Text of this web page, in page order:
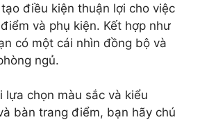
điều kiện thuận lợi cho việc
và phụ kiện. Kết hợp như
có một cái nhìn đồng bộ và
ngủ.
lựa chọn màu sắc và kiểu
bàn trang điểm, bạn hãy chú